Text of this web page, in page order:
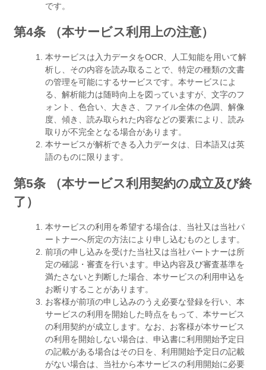
です。
第4条 （本サービス利用上の注意）
本サービスは入力データをOCR、人工知能を用いて解
析し、その内容を読み取ることで、特定の種類の文書
の管理を可能にするサービスです。本サービスによ
る、解析能力は随時向上を図っていますが、文字のフ
ォント、色合い、大きさ、ファイル全体の色調、解像
度、傾き、読み取られた内容などの要素により、読み
取りが不完全となる場合があります。
本サービスが解析できる入力データは、日本語又は英
語のものに限ります。
第5条 （本サービス利用契約の成立及び終
了）
本サービスの利用を希望する場合は、当社又は当社パ
ートナーへ所定の方法により申し込むものとします。
前項の申し込みを受けた当社又は当社パートナーは所
定の確認・審査を行います。申込内容及び審査基準を
満たさないと判断した場合、本サービスの利用申込を
お断りすることがあります。
お客様が前項の申し込みのうえ必要な登録を行い、本
サービスの利用を開始した時点をもって、本サービス
の利用契約が成立します。なお、お客様が本サービス
の利用を開始しない場合は、申込書に利用開始予定日
の記載がある場合はその日を、利用開始予定日の記載
がない場合は、当社から本サービスの利用開始に必要